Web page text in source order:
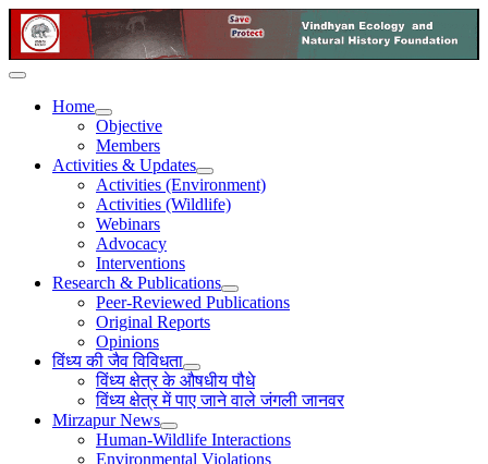
Home
Objective
Members
Activities & Updates
Activities (Environment)
Activities (Wildlife)
Webinars
Advocacy
Interventions
Research & Publications
Peer-Reviewed Publications
Original Reports
Opinions
विंध्य की जैव विविधता
विंध्य क्षेत्र के औषधीय पौधे
विंध्य क्षेत्र में पाए जाने वाले जंगली जानवर
Mirzapur News
Human-Wildlife Interactions
Environmental Violations